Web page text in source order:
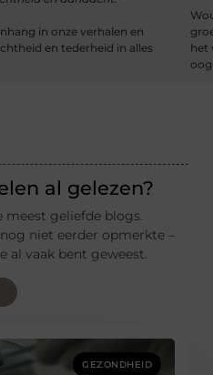
in onze verhalen en
en tederheid in alles
het
al gelezen?
meest geliefde blogs.
niet eerder opmerkte –
al vaak bent geweest.
GEZONDHEID